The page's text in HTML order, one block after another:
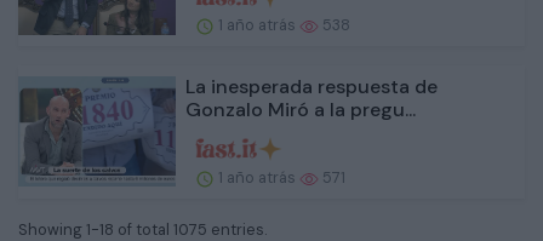
1 año atrás 538
La inesperada respuesta de
Gonzalo Miró a la pregu...
1 año atrás 571
Showing 1-18 of total 1075 entries.